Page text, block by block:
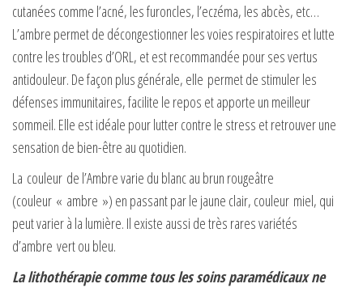
cutanées comme l’acné, les furoncles, l’eczéma, les abcès, etc…
L’ambre permet de décongestionner les voies respiratoires et lutte
contre les troubles d’ORL, et est recommandée pour ses vertus
antidouleur. De façon plus générale, elle permet de stimuler les
défenses immunitaires, facilite le repos et apporte un meilleur
sommeil. Elle est idéale pour lutter contre le stress et retrouver une
sensation de bien-être au quotidien.
La couleur de l’Ambre varie du blanc au brun rougeâtre
(couleur « ambre ») en passant par le jaune clair, couleur miel, qui
peut varier à la lumière. Il existe aussi de très rares variétés
d’ambre vert ou bleu.
La lithothérapie comme tous les soins paramédicaux ne